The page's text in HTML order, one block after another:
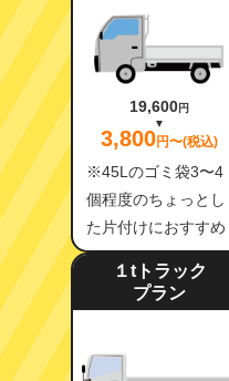
19,600円
3,800円〜(税込)
※45Lのゴミ袋3〜4
個程度のちょっとし
た片付けにおすすめ
１tトラック
プラン